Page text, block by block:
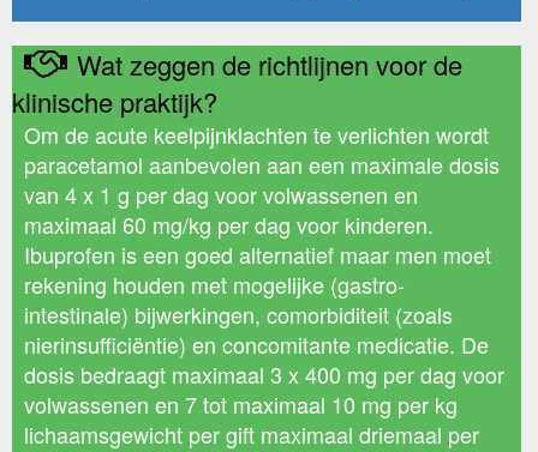
Wat zeggen de richtlijnen voor de
klinische praktijk?
Om de acute keelpijnklachten te verlichten wordt
paracetamol aanbevolen aan een maximale dosis
van 4 x 1 g per dag voor volwassenen en
maximaal 60 mg/kg per dag voor kinderen.
Ibuprofen is een goed alternatief maar men moet
rekening houden met mogelijke (gastro-
intestinale) bijwerkingen, comorbiditeit (zoals
nierinsufficiëntie) en concomitante medicatie. De
dosis bedraagt maximaal 3 x 400 mg per dag voor
volwassenen en 7 tot maximaal 10 mg per kg
lichaamsgewicht per gift maximaal driemaal per